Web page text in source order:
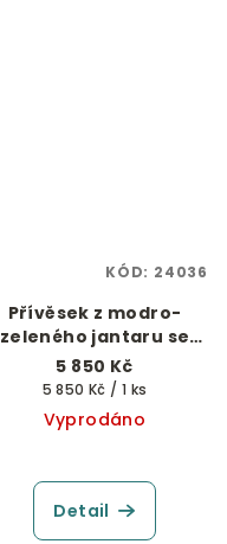
Přívěsek z modro-
zeleného jantaru se
stříbrem Ag 925/1000
5 850 Kč
Měrná
cena:
5 850 Kč / 1 ks
Vyprodáno
Detail
KÓD: 24036